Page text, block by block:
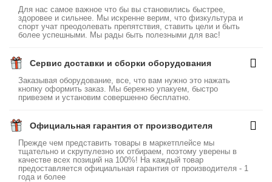
Для нас самое важное что бы вы становились быстрее,
здоровее и сильнее. Мы искренне верим, что физкультура и
спорт учат преодолевать препятствия, ставить цели и быть
более успешными. Мы рады быть полезными для вас!
Сервис доставки и сборки оборудования
Заказывая оборудование, все, что вам нужно это нажать
кнопку оформить заказ. Мы бережно упакуем, быстро
привезем и установим совершенно бесплатно.
Официальная гарантия от производителя
Прежде чем представить товары в маркетплейсе мы
тщательно и скрупулезно их отбираем, поэтому уверены в
качестве всех позиций на 100%! На каждый товар
предоставляется официальная гарантия от производителя - 1
года и более